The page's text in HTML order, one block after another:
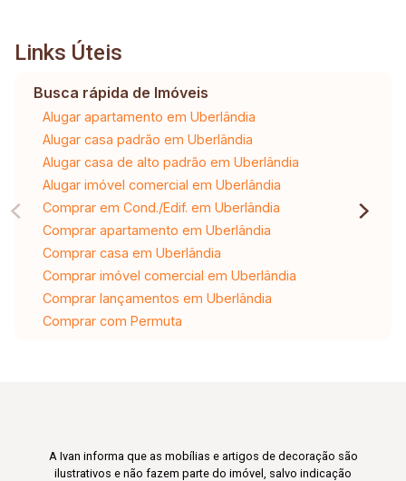
Links Úteis
Busca rápida de Imóveis
Alugar apartamento em Uberlândia
Alugar casa padrão em Uberlândia
Alugar casa de alto padrão em Uberlândia
Alugar imóvel comercial em Uberlândia
Comprar em Cond./Edif. em Uberlândia
Comprar apartamento em Uberlândia
Comprar casa em Uberlândia
Comprar imóvel comercial em Uberlândia
Comprar lançamentos em Uberlândia
Comprar com Permuta
A Ivan informa que as mobílias e artigos de decoração são
ilustrativos e não fazem parte do imóvel, salvo indicação